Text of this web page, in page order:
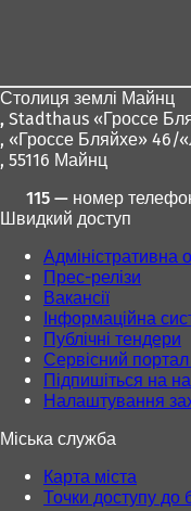
Столиця землі Майнц
, Stadthaus «Гроссе
, «Гроссе Бляйхе» 46/
, 55116 Майнц
115 — номер
Швидкий доступ
Адміністративна
Прес-релізи
Вакансії
Інформаційна
Публічні тендери
Сервісний
Підпишіться на
Налаштування
Міська служба
Карта міста
Точки доступу до